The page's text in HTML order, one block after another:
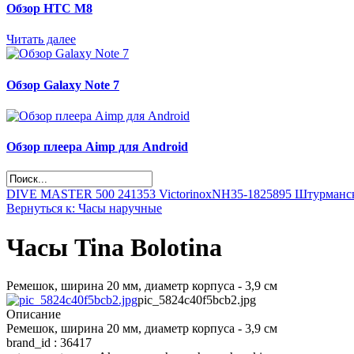
Обзор НТС М8
Читать далее
Обзор Galaxy Note 7
Обзор плеера Aimp для Android
DIVE MASTER 500 241353 VictorinoxNH35-1825895
Вернуться к: Часы наручные
Часы Tina Bolotina
Ремешок, ширина 20 мм, диаметр корпуса - 3,9 см
pic_5824c40f5bcb2.jpg
Описание
Ремешок, ширина 20 мм, диаметр корпуса - 3,9 см
brand_id : 36417